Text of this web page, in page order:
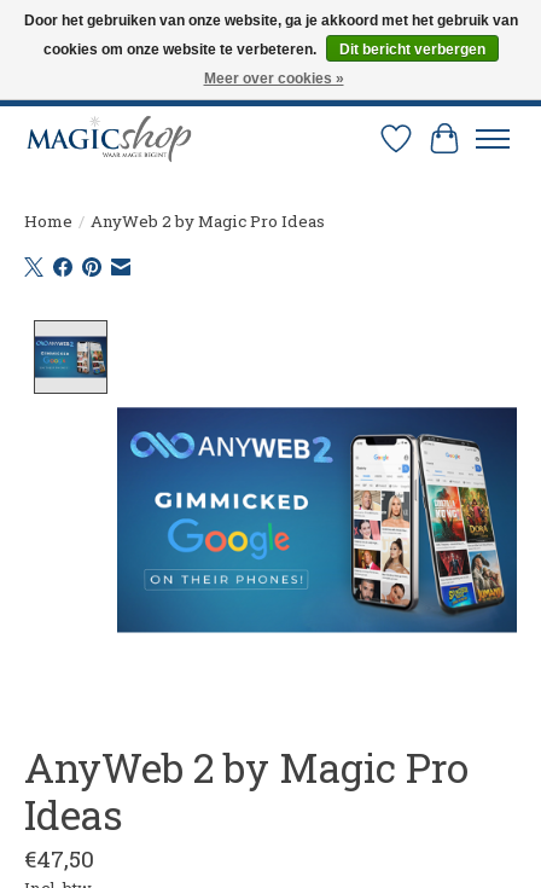
Altijd de nieuwste trucs op voorraad. Snelle verzending via PostNL en DHL.
Langskomen in onze winkel? Bel of mail om een afspraak te maken. 0251-
Verlanglijst
Home / AnyWeb 2 by Magic Pro Ideas
AnyWeb 2 by Magic Pro
Ideas
€47,50
Door het gebruiken van onze website, ga je akkoord met het gebruik van
cookies om onze website te verbeteren.
Dit bericht verbergen
Meer over cookies »